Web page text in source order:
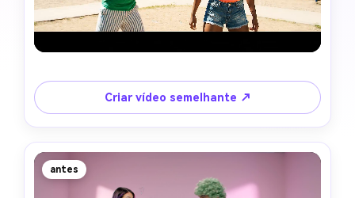
Criar vídeo semelhante ↗
antes